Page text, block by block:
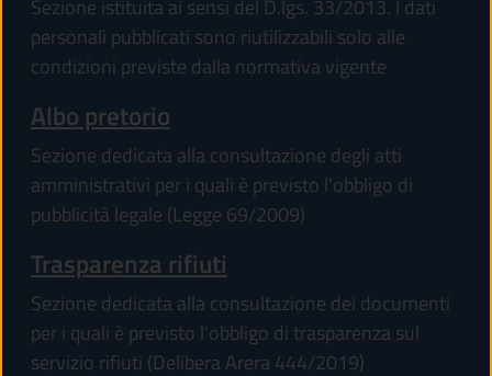
Sezione istituita ai sensi del D.lgs. 33/2013. I dati
personali pubblicati sono riutilizzabili solo alle
condizioni previste dalla normativa vigente
Albo pretorio
Sezione dedicata alla consultazione degli atti
amministrativi per i quali è previsto l'obbligo di
pubblicità legale (Legge 69/2009)
Trasparenza rifiuti
Sezione dedicata alla consultazione dei documenti
per i quali è previsto l'obbligo di trasparenza sul
servizio rifiuti (Delibera Arera 444/2019)